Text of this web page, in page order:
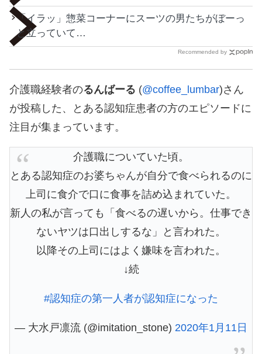
「イラッ」惣菜コーナーにスーツの男たちがぼーっ
と立っていて…
Recommended by
介護職経験者のるんばーる (@coffee_lumbar)さん
が投稿した、とある認知症患者の方のエピソードに
注目が集まっています。
介護職についていた頃。
とある認知症のお婆ちゃんが自分で食べられるのに
上司に食介で口に食事を詰め込まれていた。
新人の私が言っても「食べるの遅いから。仕事でき
ないヤツは口出しするな」と言われた。
以降その上司にはよく嫌味を言われた。
↓続
#認知症の第一人者が認知症になった
— 大水戸凛流 (@imitation_stone) 2020年1月11日